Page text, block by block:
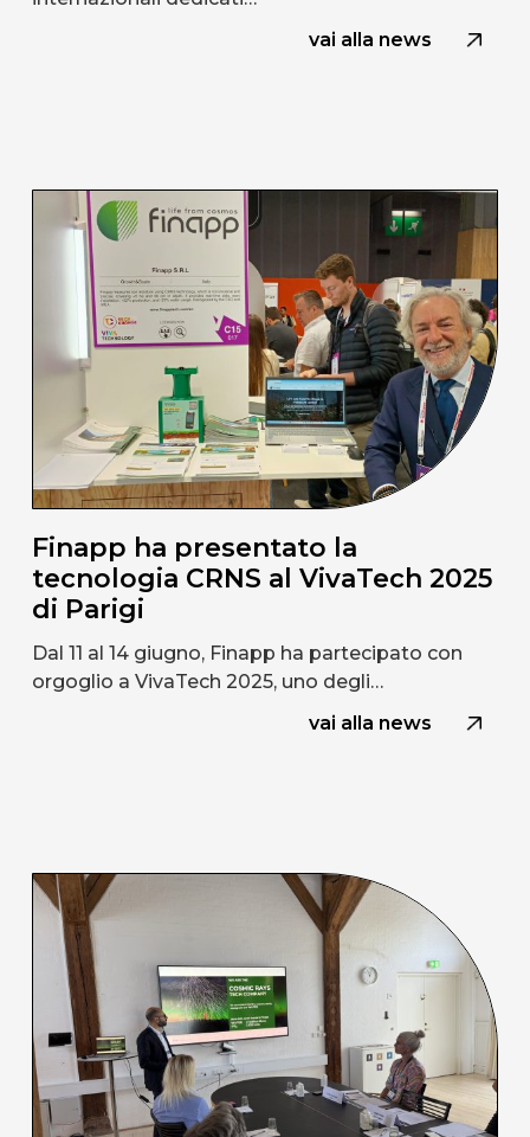
vai alla news
Finapp ha presentato la
tecnologia CRNS al VivaTech 2025
di Parigi
Dal 11 al 14 giugno, Finapp ha partecipato con
orgoglio a VivaTech 2025, uno degli…
vai alla news